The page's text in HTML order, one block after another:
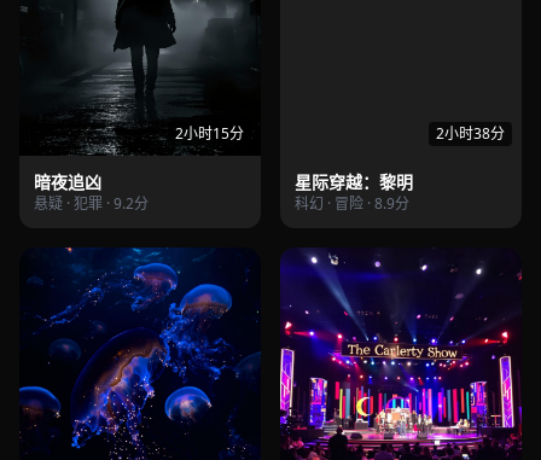
2小时15分
暗夜追凶
悬疑 · 犯罪 · 9.2分
2小时38分
星际穿越：黎明
科幻 · 冒险 · 8.9分